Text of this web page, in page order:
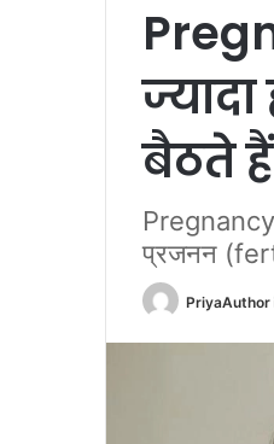
बैठते
Pregnancy
प्रजनन
PriyaAuthor